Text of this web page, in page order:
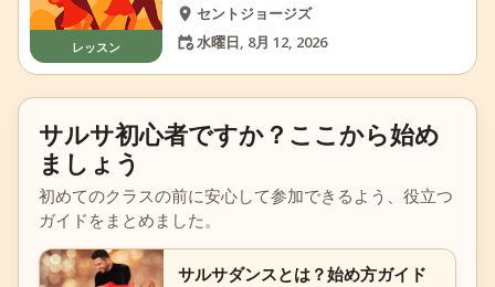
レッスン
セントジョージズ
水曜日, 8月 12, 2026
サルサ初心者ですか？ここから始め
ましょう
初めてのクラスの前に安心して参加できるよう、役立つ
ガイドをまとめました。
サルサダンスとは？始め方ガイド